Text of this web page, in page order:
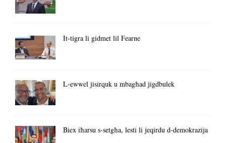
It-tigra li gidmet lil Fearne
L-ewwel jisirquk u mbagħad jigdbulek
Biex iħarsu s-setgħa, lesti li jeqirdu d-demokrazija